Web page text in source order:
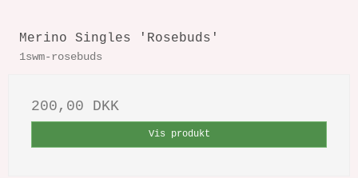
Merino Singles 'Rosebuds'
1swm-rosebuds
200,00 DKK
Vis produkt